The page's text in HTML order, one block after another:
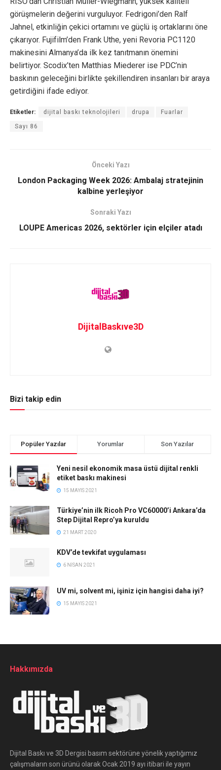
görüşmelerin değerini vurguluyor. Fedrigoni’den Ralf
Jahnel, etkinliğin çekici ortamını ve güçlü iş ortaklarını öne
çıkarıyor. Fujifilm’den Frank Uthe, yeni Revoria PC1120
makinesini Almanya’da ilk kez tanıtmanın önemini
belirtiyor. Scodix’ten Matthias Miederer ise PDC’nin
baskının geleceğini birlikte şekillendiren insanları bir araya
getirdiğini ifade ediyor.
Etiketler: dijital baskı teknolojileri drupa Fuarlar
Sayı 86
Önceki Yazı
London Packaging Week 2026: Ambalaj stratejinin
kalbine yerleşiyor
Sonraki Yazı
LOUPE Americas 2026, sektörler için elçiler atadı
DijitalBaskıve3D
Bizi takip edin
Popüler Yazılar Yorumlar Son Yazılar
Yeni nesil ekonomik masa üstü dijital renkli
etiket baskı makinesi
15 MAYIS 2021
Türkiye’nin ilk Ricoh Pro VC60000’i Ankara’da
Step Dijital Repro’ya kuruldu
21 MART 2020
KDV’de tevkifat uygulaması
6 NISAN 2021
UV mi, solvent mi, işiniz için hangisi daha iyi?
15 MAYIS 2021
Hakkımızda
Dijital Baskı ve 3D Dergisi basım sektörüne yönelik yaptığımız
çalışmaların son ürünü olarak Ocak 2019 ayı itibari ile yayın